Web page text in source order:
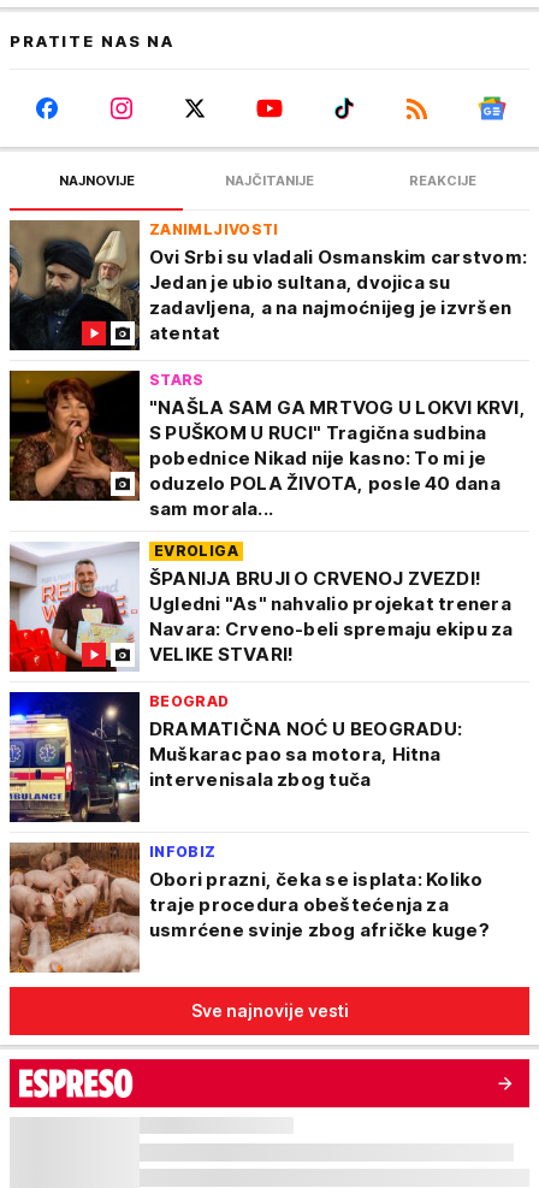
PRATITE NAS NA
NAJNOVIJE NAJČITANIJE REAKCIJE
ZANIMLJIVOSTI
Ovi Srbi su vladali Osmanskim carstvom:
Jedan je ubio sultana, dvojica su
zadavljena, a na najmoćnijeg je izvršen
atentat
STARS
"NAŠLA SAM GA MRTVOG U LOKVI KRVI,
S PUŠKOM U RUCI" Tragična sudbina
pobednice Nikad nije kasno: To mi je
oduzelo POLA ŽIVOTA, posle 40 dana
sam morala...
EVROLIGA
ŠPANIJA BRUJI O CRVENOJ ZVEZDI!
Ugledni "As" nahvalio projekat trenera
Navara: Crveno-beli spremaju ekipu za
VELIKE STVARI!
BEOGRAD
DRAMATIČNA NOĆ U BEOGRADU:
Muškarac pao sa motora, Hitna
intervenisala zbog tuča
INFOBIZ
Obori prazni, čeka se isplata: Koliko
traje procedura obeštećenja za
usmrćene svinje zbog afričke kuge?
Sve najnovije vesti